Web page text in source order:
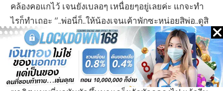
คล้องคอแกไว้ เจนยังเบลอๆ เหนื่อยๆอยู่เลยค่ะ แกจะทำ
ไรก็ทำเถอะ “..พ่อนี่ก็..ให้น้องเจนเค้าพักซะหน่อยสิพ่อ..ดูสิ
ยังไม่มีแรงเลยเห็นมั้ย..” พี่มลพูดขัดขึ้นมา “..ปัดโธ่…
อีมล…มึงอยากโดนเย็ดหละสิ…..ได้..ๆๆ….กูจะเย็ดมึงโชว์
หนูเจนเดี๋ยวนี้แหละ…” ลุงเชียรดูฉุนๆ ขึ้นมาทันทีเลย แก
ลุกขึ้นยืนผลักหลังพี่มลให้ไปยืนโก้งโค้งมือยันโอ่งอย่าง